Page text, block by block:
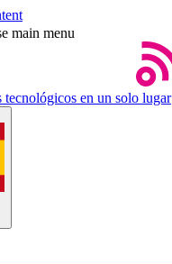
main menu
tecnológicos en un solo lugar